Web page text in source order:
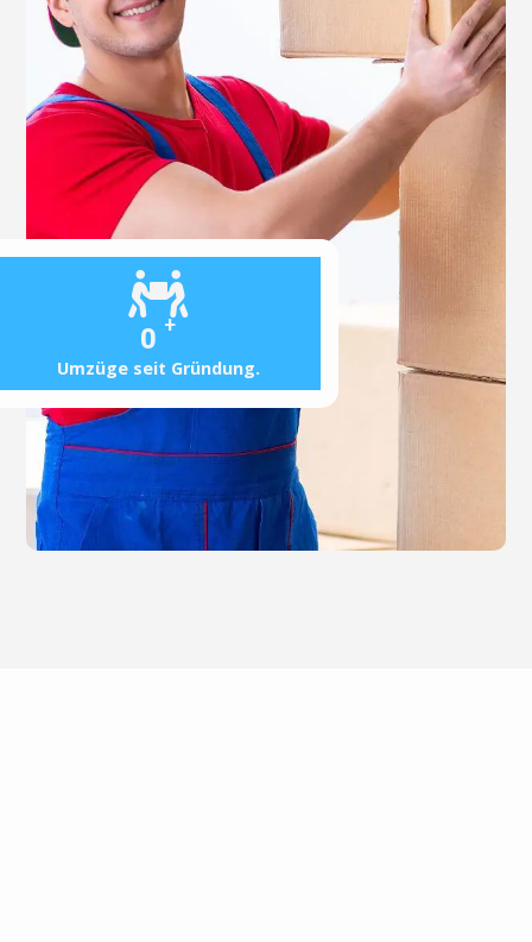
0 +
Umzüge seit Gründung.